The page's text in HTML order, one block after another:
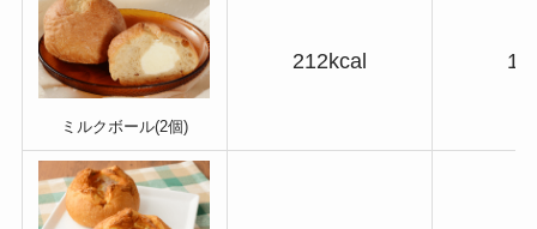
ミルクボール(2個)
212kcal